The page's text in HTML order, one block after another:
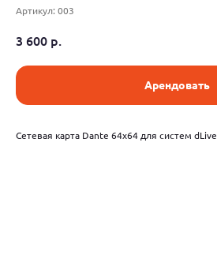
Артикул: 003
3 600 р.
Арендовать
Сетевая карта Dante 64x64 для систем dLive